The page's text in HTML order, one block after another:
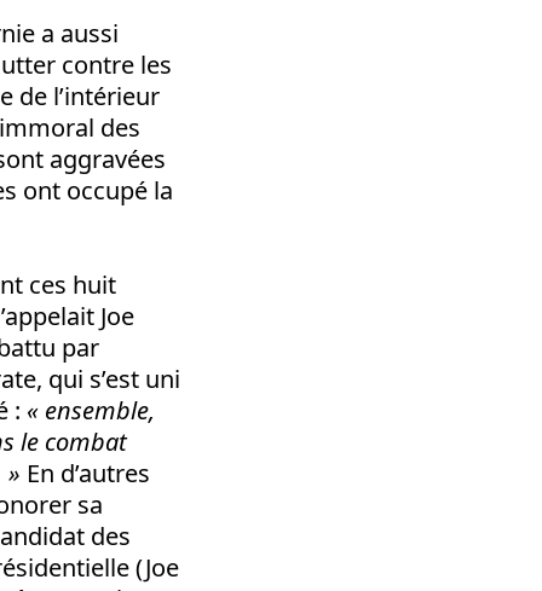
a aussi
contre les
de l’intérieur
des
aggravées
ont occupé la
ces huit
Joe
par
qui s’est uni
: « ensemble,
le combat
» En d’autres
sa
des
(Joe